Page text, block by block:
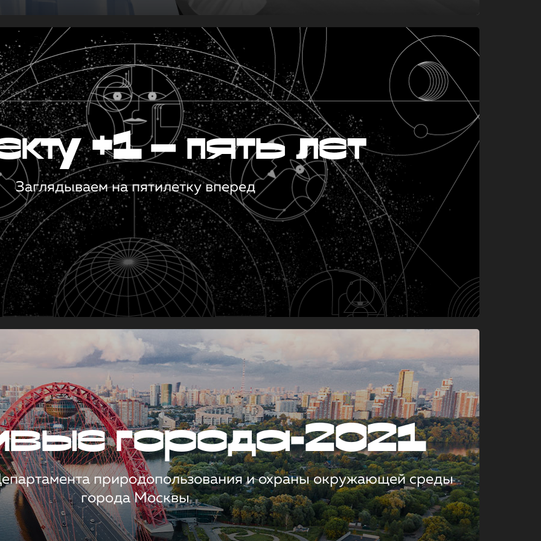
+1 — пять лет
Заглядываем на пятилетку вперед
города-2021
природопользования и охраны окружающей среды
города Москвы